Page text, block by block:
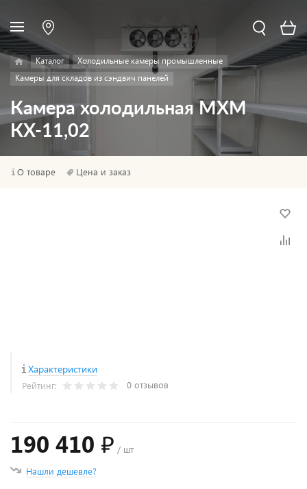
Каталог
Холодильные камеры промышленные
Камеры для складов из сэндвич панелей
Камера холодильная МХМ
КХ-11,02
О товаре Цена и заказ
Характеристики
Рейтинг: 0 отзывов
190 410 ₽ / шт
Нашли дешевле?